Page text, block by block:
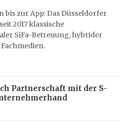
bis zur App: Das Düsseldorfer
2017 klassische
SiFa-Betreuung, hybrider
Partnerschaft mit der S-